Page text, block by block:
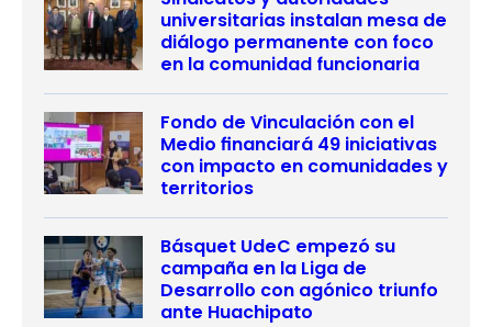
universitarias instalan mesa de
diálogo permanente con foco
en la comunidad funcionaria
Fondo de Vinculación con el
Medio financiará 49 iniciativas
con impacto en comunidades y
territorios
Básquet UdeC empezó su
campaña en la Liga de
Desarrollo con agónico triunfo
ante Huachipato